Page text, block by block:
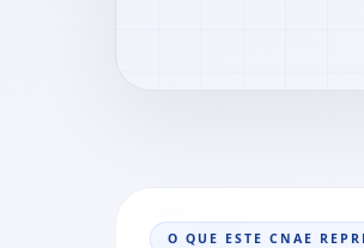
O QUE ESTE CNAE